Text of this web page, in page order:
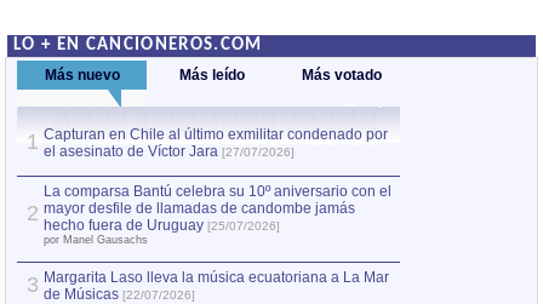
LO + EN CANCIONEROS.COM
Más nuevo Más leído Más votado
1 Capturan en Chile al último exmilitar condenado por
el asesinato de Víctor Jara [27/07/2026]
2
La comparsa Bantú celebra su 10º aniversario con el
mayor desfile de llamadas de candombe jamás
hecho fuera de Uruguay [25/07/2026]
por Manel Gausachs
3 Margarita Laso lleva la música ecuatoriana a La Mar
de Músicas [22/07/2026]